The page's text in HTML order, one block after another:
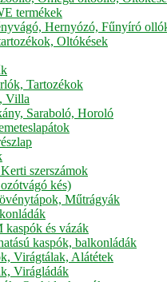
termékek
Hernyózó, Fűnyíró
Oltókések
Tartozékok
Villa
Saraboló, Horoló
szerszámok
kés)
Műtrágyák
és vázák
kaspók, balkonládák
Virágtálak, Alátétek
Virágládák